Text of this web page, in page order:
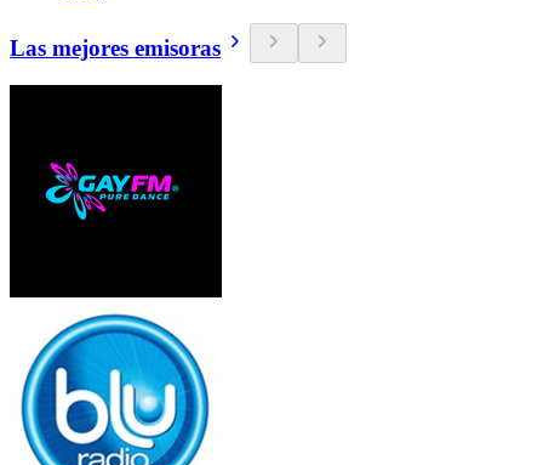
Las mejores emisoras